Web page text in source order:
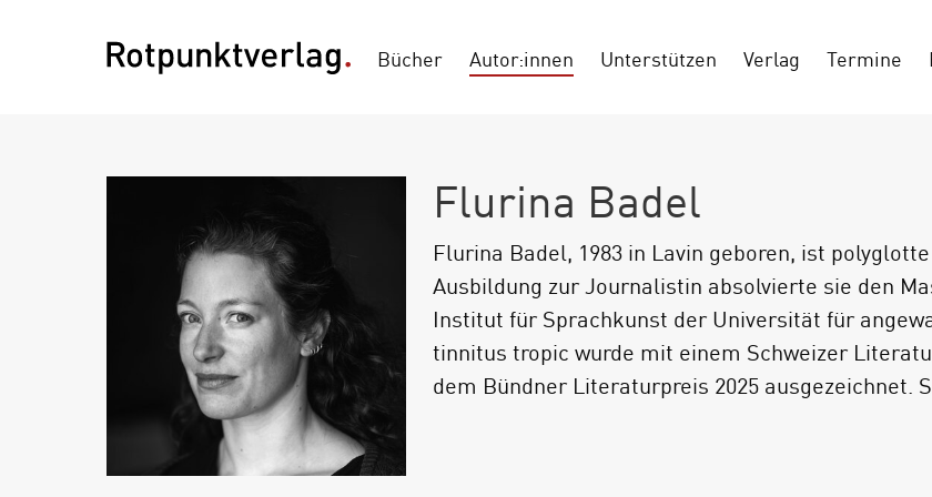
Bücher Autor:innen Unterstützen Verlag Termine
Flurina Badel
Flurina Badel, 1983 in Lavin geboren, ist
Ausbildung zur Journalistin absolvierte sie den
Institut für Sprachkunst der Universität für
tinnitus tropic wurde mit einem Schweizer
dem Bündner Literaturpreis 2025 ausgezeichnet.